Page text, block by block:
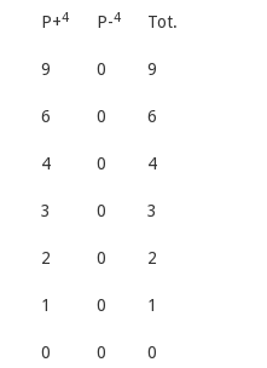
P+4 P-4 Tot.
9 0 9
6 0 6
4 0 4
3 0 3
2 0 2
1 0 1
0 0 0